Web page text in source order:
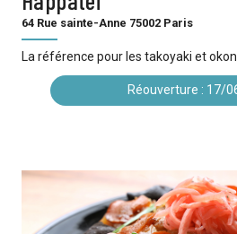
64 Rue sainte-Anne 75002 Paris
La référence pour les takoyaki et
Réouverture : 17/